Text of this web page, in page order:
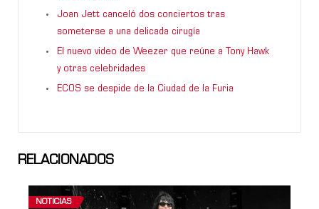
Joan Jett canceló dos conciertos tras
someterse a una delicada cirugía
El nuevo video de Weezer que reúne a Tony Hawk
y otras celebridades
ECOS se despide de la Ciudad de la Furia
RELACIONADOS
NOTICIAS